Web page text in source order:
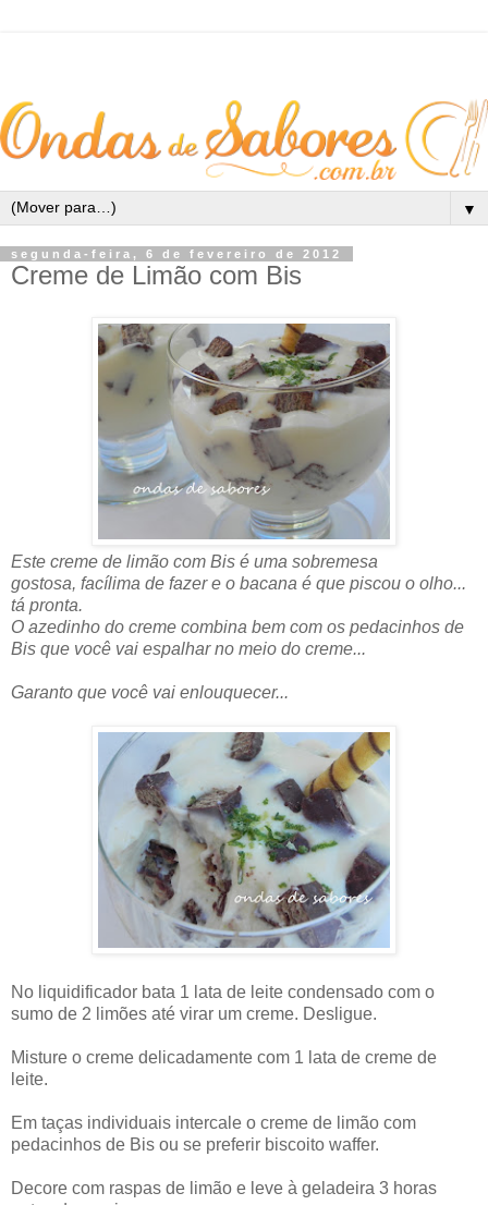
▼
segunda-feira, 6 de fevereiro de 2012
Creme de Limão com Bis
Este creme de limão com Bis é uma sobremesa
gostosa, facílima de fazer e o bacana é que piscou o olho...
tá pronta.
O azedinho do creme combina bem com os pedacinhos de
Bis que você vai espalhar no meio do creme...
Garanto que você vai enlouquecer...
No liquidificador bata 1 lata de leite condensado com o
sumo de 2 limões até virar um creme. Desligue.
Misture o creme delicadamente com 1 lata de creme de
leite.
Em taças individuais intercale o creme de limão com
pedacinhos de Bis ou se preferir biscoito waffer.
Decore com raspas de limão e leve à geladeira 3 horas